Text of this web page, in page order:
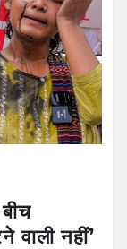
वाली नहीं’